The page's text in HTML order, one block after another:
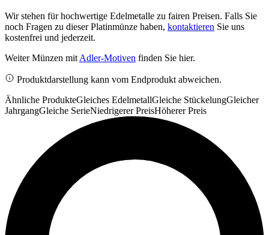
Wir stehen für hochwertige Edelmetalle zu fairen Preisen. Falls Sie
noch Fragen zu dieser Platinmünze haben, kontaktieren Sie uns
kostenfrei und jederzeit.
Weiter Münzen mit Adler-Motiven finden Sie hier.
Produktdarstellung kann vom Endprodukt abweichen.
Ähnliche ProdukteGleiches EdelmetallGleiche StückelungGleicher
JahrgangGleiche SerieNiedrigerer PreisHöherer Preis